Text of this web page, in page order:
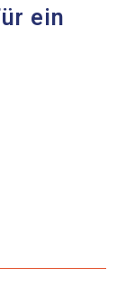
ein